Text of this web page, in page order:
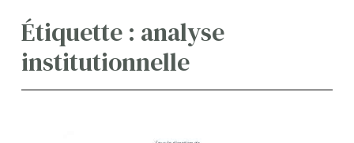
Étiquette : analyse
institutionnelle